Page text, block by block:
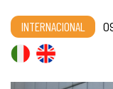
INTERNACIONAL